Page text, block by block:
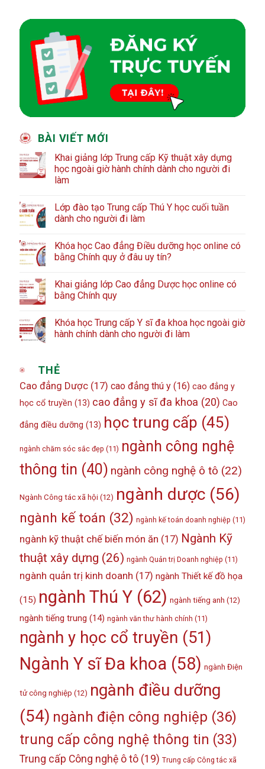
BÀI VIẾT MỚI
Khai giảng lớp Trung cấp Kỹ thuật xây dựng
học ngoài giờ hành chính dành cho người đi
làm
Lớp đào tạo Trung cấp Thú Y học cuối tuần
dành cho người đi làm
Khóa học Cao đẳng Điều dưỡng học online có
bằng Chính quy ở đâu uy tín?
Khai giảng lớp Cao đẳng Dược học online có
bằng Chính quy
Khóa học Trung cấp Y sĩ đa khoa học ngoài giờ
hành chính dành cho người đi làm
THẺ
Cao đẳng Dược(17) cao đẳng thú y(16) cao đẳng y
học cổ truyền (13) cao đẳng y sĩ đa khoa (20) Cao
đẳng điều dưỡng (13) học trung cấp (45)
ngành chăm sóc sắc đẹp (11) ngành công nghệ
thông tin (40) ngành công nghệ ô tô (22)
Ngành Công tác xã hội(12) ngành dược(56)
ngành kế toán (32) ngành kế toán doanh nghiệp (11)
ngành kỹ thuật chế biến món ăn (17) Ngành Kỹ
thuật xây dựng (26) ngành Quản trị Doanh nghiệp (11)
ngành quản trị kinh doanh (17) ngành Thiết kế đồ họa
(15) ngành Thú Y(62) ngành tiếng anh (12)
ngành tiếng trung (14) ngành văn thư hành chính (11)
ngành y học cổ truyền (51)
Ngành Y sĩ Đa khoa (58) ngành Điện
tử công nghiệp (12) ngành điều dưỡng
(54) ngành điện công nghiệp (36)
trung cấp công nghệ thông tin (33)
Trung cấp Công nghệ ô tô(19) Trung cấp Công tác xã